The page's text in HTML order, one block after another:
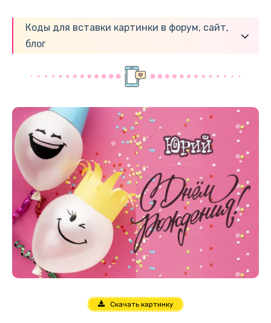
Коды для вставки картинки в форум, сайт,
блог
Скачать картинку